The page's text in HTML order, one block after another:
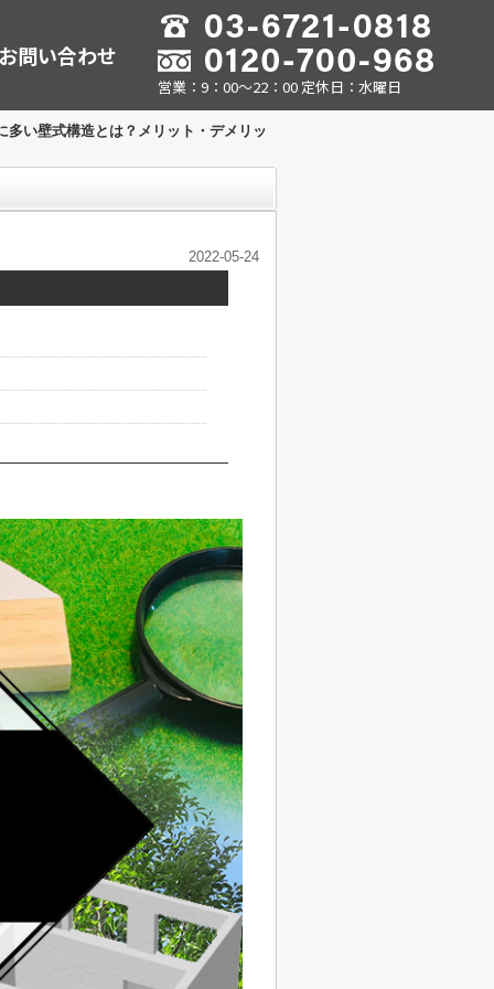
問い合わせ
営業：9：00～22：00 定休日：水曜日
多い壁式構造とは？メリット・デメリッ
2022-05-24